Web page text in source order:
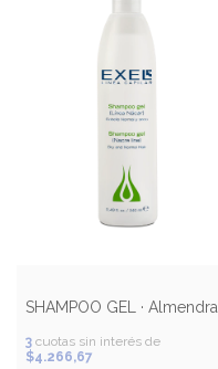
SHAMPOO GEL · Almendra
3 cuotas sin interés de
$4.266,67